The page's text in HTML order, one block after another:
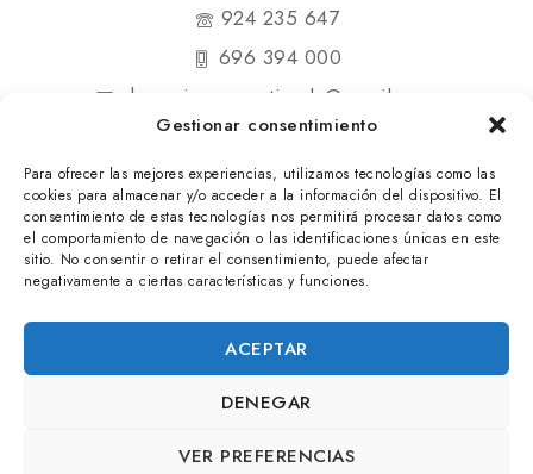
Gestionar consentimiento
Para ofrecer las mejores experiencias, utilizamos tecnologías como las
cookies para almacenar y/o acceder a la información del dispositivo. El
consentimiento de estas tecnologías nos permitirá procesar datos como
el comportamiento de navegación o las identificaciones únicas en este
sitio. No consentir o retirar el consentimiento, puede afectar
negativamente a ciertas características y funciones.
ACEPTAR
DENEGAR
VER PREFERENCIAS
924 235 647
696 394 000
shopmipequenatienda@gmail.com
© 2025 Mi Pequeña Tienda. Todos los derechos
reservados